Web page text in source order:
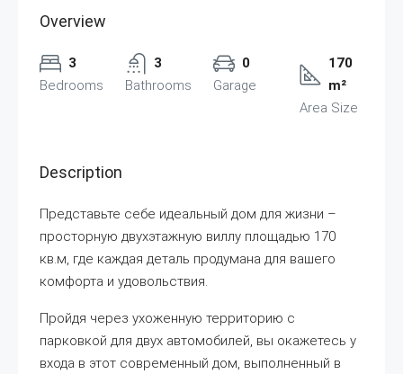
Overview
3
Bedrooms
3
Bathrooms
0
Garage
170
m²
Area Size
Description
Представьте себе идеальный дом для жизни –
просторную двухэтажную виллу площадью 170
кв.м, где каждая деталь продумана для вашего
комфорта и удовольствия.
Пройдя через ухоженную территорию с
парковкой для двух автомобилей, вы окажетесь у
входа в этот современный дом, выполненный в